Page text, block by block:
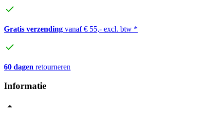
Gratis verzending vanaf € 55,- excl. btw *
60 dagen retourneren
Informatie